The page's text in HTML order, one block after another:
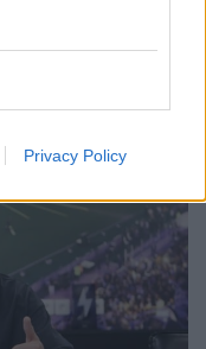
Privacy Policy